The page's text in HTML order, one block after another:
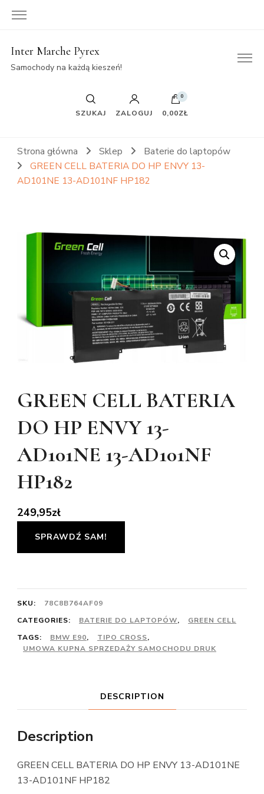
Inter Marche Pyrex
Samochody na każdą kieszeń!
SZUKAJ ZALOGUJ
0
0,00ZŁ
Strona główna Sklep
Baterie do laptopów
GREEN CELL BATERIA DO HP ENVY 13-
AD101NE 13-AD101NF HP182
GREEN CELL BATERIA
DO HP ENVY 13-
AD101NE 13-AD101NF
HP182
249,95zł
SPRAWDŹ SAM!
SKU:
78C8B764AF09
CATEGORIES:
BATERIE DO LAPTOPÓW,
GREEN CELL
TAGS:
BMW E90, TIPO CROSS,
UMOWA KUPNA SPRZEDAŻY SAMOCHODU DRUK
DESCRIPTION
Description
GREEN CELL BATERIA DO HP ENVY 13-AD101NE
13-AD101NF HP182